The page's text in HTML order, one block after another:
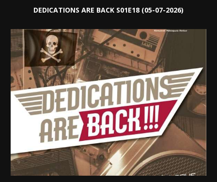
DEDICATIONS ARE BACK S01E18 (05-07-2026)